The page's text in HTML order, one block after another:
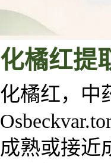
化橘红提
化橘红，中
成熟或接近